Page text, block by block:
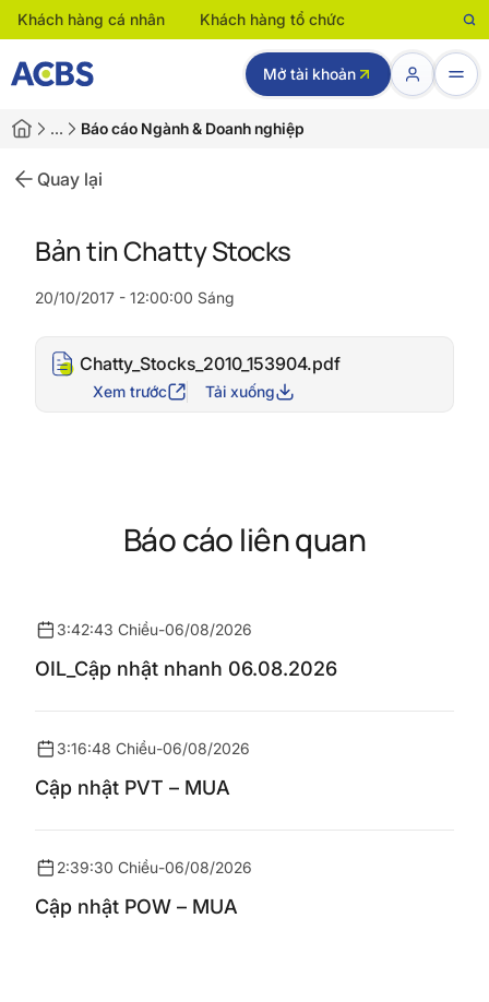
Khách hàng cá nhân Khách hàng tổ chức
Mở tài khoản
… Báo cáo Ngành & Doanh nghiệp
Quay lại
Bản tin Chatty Stocks
20/10/2017 - 12:00:00 Sáng
Chatty_Stocks_2010_153904.pdf
Xem trước Tải xuống
Báo cáo liên quan
3:42:43 Chiều-06/08/2026
OIL_Cập nhật nhanh 06.08.2026
3:16:48 Chiều-06/08/2026
Cập nhật PVT – MUA
2:39:30 Chiều-06/08/2026
Cập nhật POW – MUA